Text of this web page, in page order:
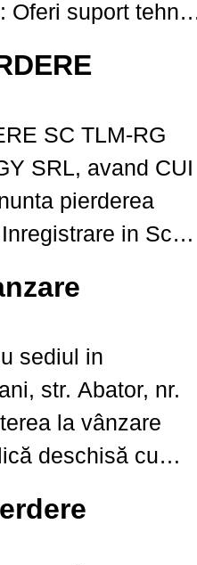
și PC-uri.
date
un...
RG
SRL, avand CUI
pierderea
in Scop
Il declaram
sediul in
str. Abator, nr.
la vânzare
deschisă cu
de fier vechi